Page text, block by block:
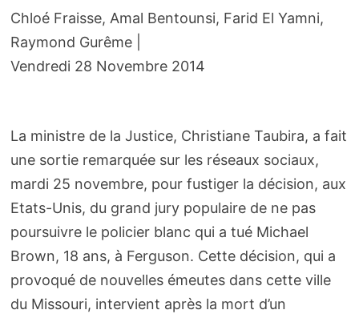
Chloé Fraisse, Amal Bentounsi, Farid El Yamni,
Raymond Gurême |
Vendredi 28 Novembre 2014
La ministre de la Justice, Christiane Taubira, a fait
une sortie remarquée sur les réseaux sociaux,
mardi 25 novembre, pour fustiger la décision, aux
Etats-Unis, du grand jury populaire de ne pas
poursuivre le policier blanc qui a tué Michael
Brown, 18 ans, à Ferguson. Cette décision, qui a
provoqué de nouvelles émeutes dans cette ville
du Missouri, intervient après la mort d’un